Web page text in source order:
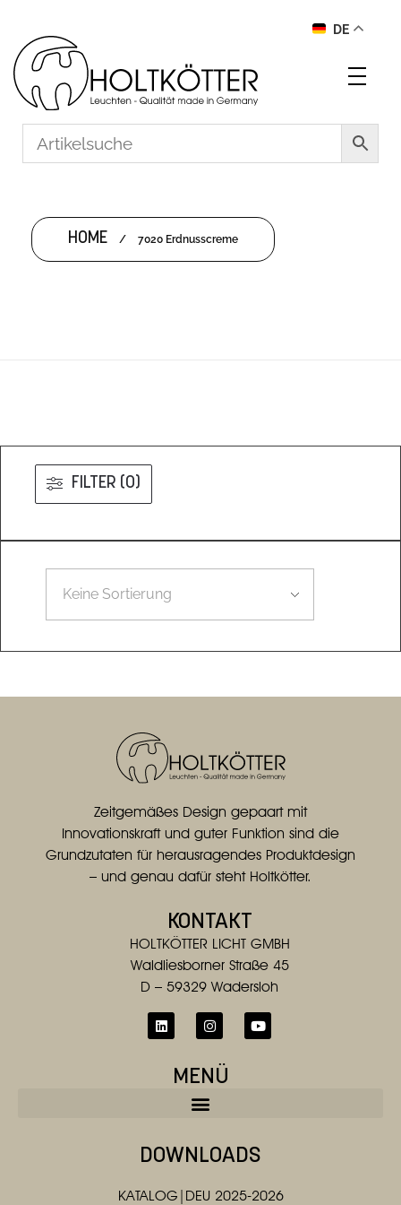
DE
HOME / 7020 Erdnusscreme
FILTER (0)
Zeitgemäßes Design gepaart mit
Innovationskraft und guter Funktion sind die
Grundzutaten für herausragendes Produktdesign
– und genau dafür steht Holtkötter.
KONTAKT
HOLTKÖTTER LICHT GMBH
Waldliesborner Straße 45
D – 59329 Wadersloh
MENÜ
DOWNLOADS
KATALOG|DEU 2025-2026